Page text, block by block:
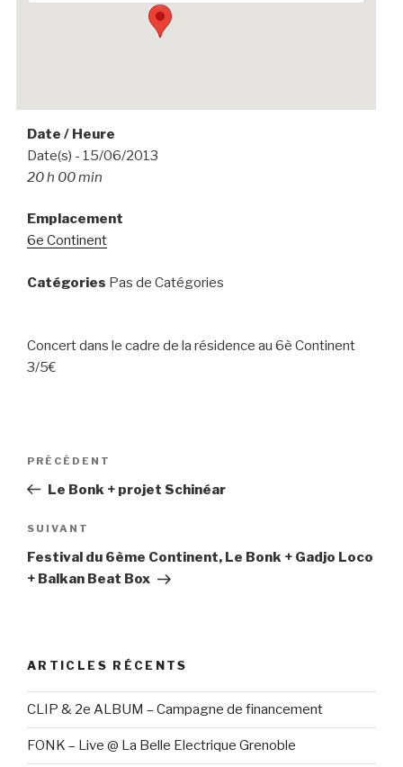
Date / Heure
Date(s) - 15/06/2013
20 h 00 min
Emplacement
6e Continent
Catégories Pas de Catégories
Concert dans le cadre de la résidence au 6è Continent
3/5€
Navigation
Article
précédent
PRÉCÉDENT
Le Bonk + projet Schinéar
Article
suivant
SUIVANT
Festival du 6ème Continent, Le Bonk + Gadjo Loco
+ Balkan Beat Box
ARTICLES RÉCENTS
CLIP & 2e ALBUM – Campagne de financement
FONK – Live @ La Belle Electrique Grenoble